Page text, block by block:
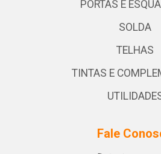
PORTAS E
SOLDA
TELHAS
TINTAS E
Fale